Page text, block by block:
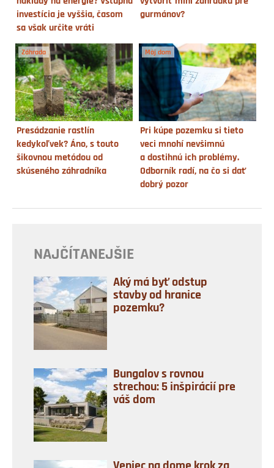
investícia je vyššia, časom
sa však určite vráti
gurmánov?
Záhrada
Presádzanie rastlín
kedykoľvek? Áno, s touto
šikovnou metódou od
skúseného záhradníka
Môj dom
Pri kúpe pozemku si tieto
veci mnohí nevšimnú
a dostihnú ich problémy.
Odborník radí, na čo si dať
dobrý pozor
NAJČÍTANEJŠIE
Aký má byť odstup
stavby od hranice
pozemku?
Bungalov s rovnou
strechou: 5 inšpirácií pre
váš dom